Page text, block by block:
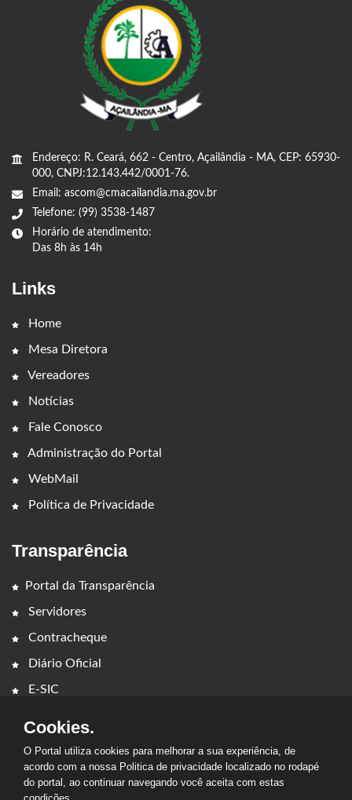
Endereço: R. Ceará, 662 - Centro, Açailândia - MA, CEP: 65930-
000, CNPJ:12.143.442/0001-76.
Email: ascom@cmacailandia.ma.gov.br
Telefone: (99) 3538-1487
Horário de atendimento:
Das 8h às 14h
Links
Home
Mesa Diretora
Vereadores
Notícias
Fale Conosco
Administração do Portal
WebMail
Política de Privacidade
Transparência
Portal da Transparência
Servidores
Contracheque
Diário Oficial
E-SIC
Cookies.
O Portal utiliza cookies para melhorar a sua experiência, de
acordo com a nossa Politica de privacidade localizado no rodapé
do portal, ao continuar navegando você aceita com estas
2026 - CÂMARA MUNICIPAL DE AÇAILÂNDIA. Todos os direitos